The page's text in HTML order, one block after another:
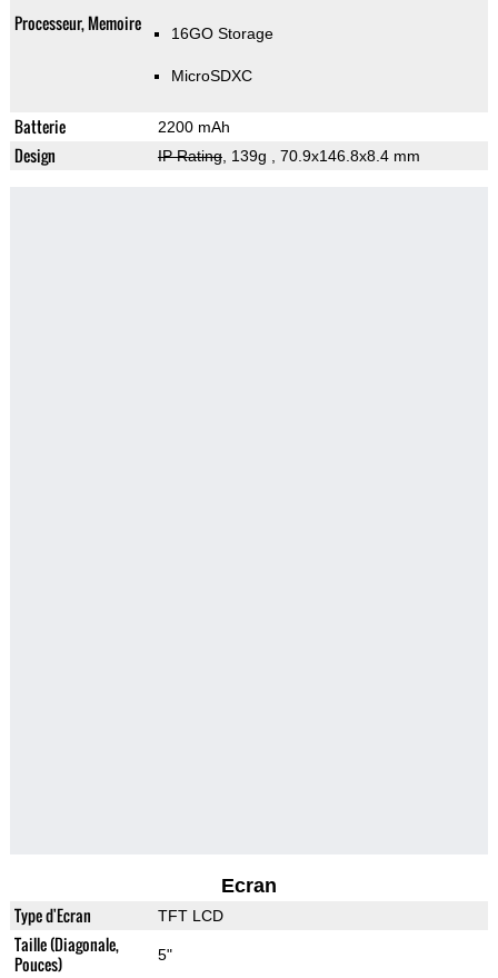
Processeur, Memoire 16GO Storage
MicroSDXC
Batterie 2200 mAh
Design IP Rating, 139g , 70.9x146.8x8.4 mm
Ecran
Type d'Ecran TFT LCD
Taille (Diagonale,
Pouces)
5"